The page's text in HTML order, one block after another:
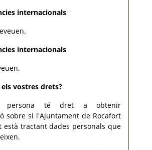
internacionals
internacionals
vostres drets?
persona té dret a obtenir
sobre si l'Ajuntament de Rocafort
està tractant dades personals que